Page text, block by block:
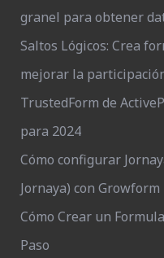
granel para obtener
Saltos Lógicos: Crea
mejorar la
TrustedForm de
para 2024
Cómo configurar
Jornaya) con Growform
Cómo Crear un
Paso